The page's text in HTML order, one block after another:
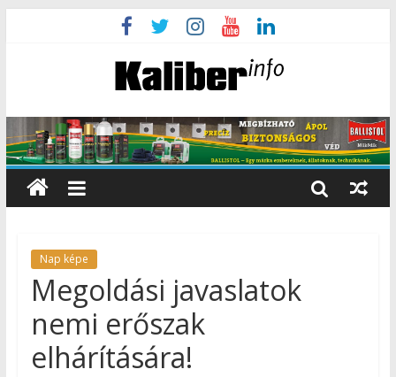
Nap képe
Megoldási javaslatok
nemi erőszak
elhárítására!